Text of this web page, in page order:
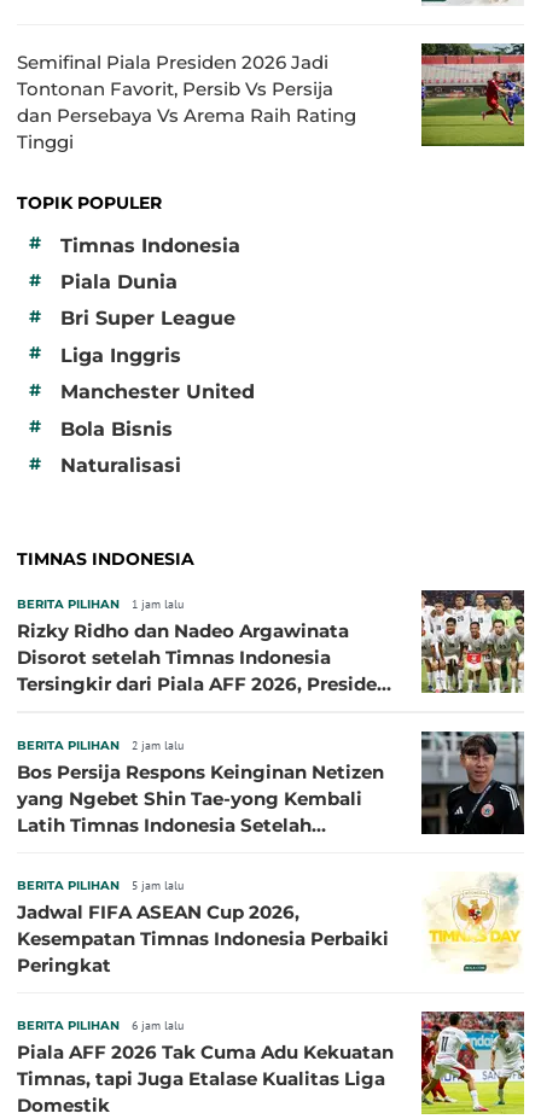
Semifinal Piala Presiden 2026 Jadi
Tontonan Favorit, Persib Vs Persija
dan Persebaya Vs Arema Raih Rating
Tinggi
TOPIK POPULER
#
Timnas Indonesia
# Piala Dunia
# Bri Super League
# Liga Inggris
# Manchester United
# Bola Bisnis
# Naturalisasi
TIMNAS INDONESIA
BERITA PILIHAN 1 jam lalu
Rizky Ridho dan Nadeo Argawinata
Disorot setelah Timnas Indonesia
Tersingkir dari Piala AFF 2026, Presiden
BERITA PILIHAN 2 jam lalu
Bos Persija Respons Keinginan Netizen
yang Ngebet Shin Tae-yong Kembali
Latih Timnas Indonesia Setelah
BERITA PILIHAN 5 jam lalu
Jadwal FIFA ASEAN Cup 2026,
Kesempatan Timnas Indonesia Perbaiki
Peringkat
BERITA PILIHAN 6 jam lalu
Piala AFF 2026 Tak Cuma Adu Kekuatan
Timnas, tapi Juga Etalase Kualitas Liga
Domestik